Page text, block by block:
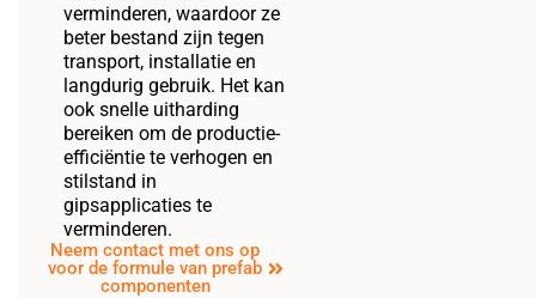
verminderen, waardoor ze
beter bestand zijn tegen
transport, installatie en
langdurig gebruik. Het kan
ook snelle uitharding
bereiken om de productie-
efficiëntie te verhogen en
stilstand in
gipsapplicaties te
verminderen.
Neem contact met ons op
voor de formule van prefab
componenten